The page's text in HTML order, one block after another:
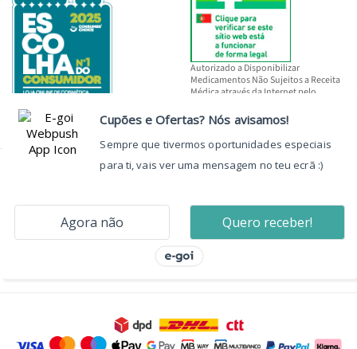
Autorizado a Disponibilizar
Medicamentos Não Sujeitos a Receita
Médica através da Internet pelo